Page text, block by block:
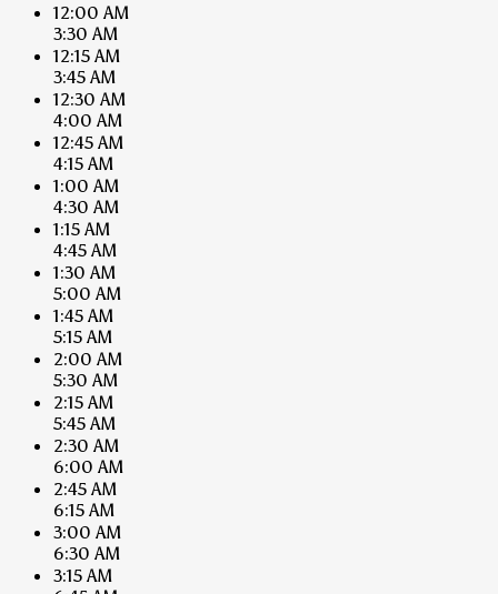
12:00 AM
3:30 AM
12:15 AM
3:45 AM
12:30 AM
4:00 AM
12:45 AM
4:15 AM
1:00 AM
4:30 AM
1:15 AM
4:45 AM
1:30 AM
5:00 AM
1:45 AM
5:15 AM
2:00 AM
5:30 AM
2:15 AM
5:45 AM
2:30 AM
6:00 AM
2:45 AM
6:15 AM
3:00 AM
6:30 AM
3:15 AM